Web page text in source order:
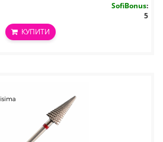
SofiBonus:
5
КУПИТИ